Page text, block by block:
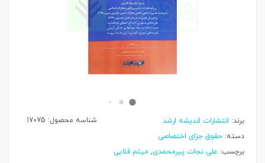
برند: انتشارات اندیشه ارشد شناسه محصول: 17075
دسته: حقوق جزای اختصاصی
برچسب: علی نجات پیرمحمدی, میثم قلایی